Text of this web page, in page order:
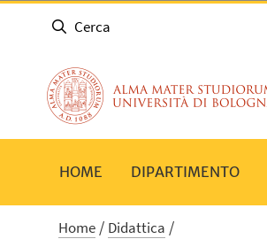
Cerca
HOME DIPARTIMENTO
Home Didattica